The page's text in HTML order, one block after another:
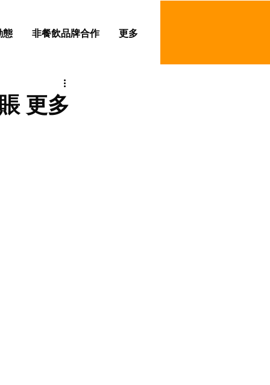
態 非餐飲品牌合作 更多
更多